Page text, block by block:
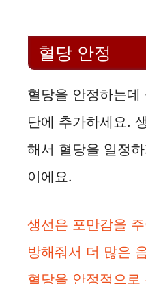
혈당 안정
혈당을 안정하는데
단에 추가하세요.
해서 혈당을 일정
이에요.
생선은 포만감을
방해줘서 더 많은
혈당을 안정적으로